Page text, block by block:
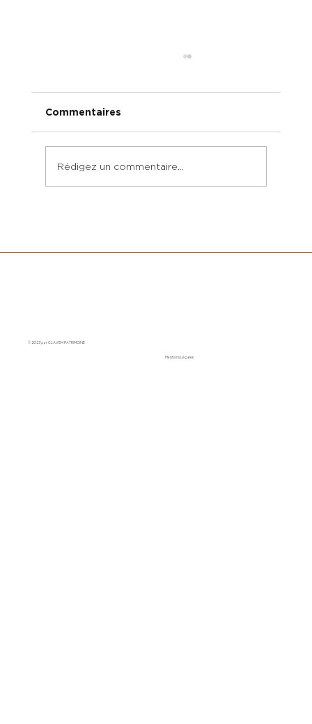
Commentaires
Rédigez un commentaire...
© 2023 par CLAVEM PATRIMOINE
Mentions Légales